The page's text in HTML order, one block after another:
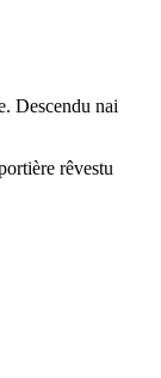
Descendu nai
rêvestu